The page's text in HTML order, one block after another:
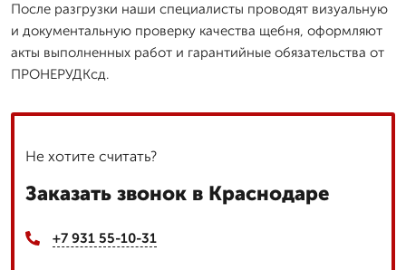
После разгрузки наши специалисты проводят визуальную
и документальную проверку качества щебня, оформляют
акты выполненных работ и гарантийные обязательства от
ПРОНЕРУДКсд.
Не хотите считать?
Заказать звонок в Краснодаре
+7 931 55-10-31